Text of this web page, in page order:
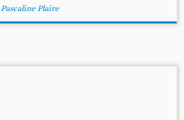
Pascaline Plaire